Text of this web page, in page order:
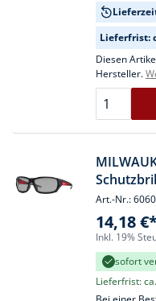
Lieferfrist:
Diesen
Hersteller.
Art.-Nr.:
14,18
Inkl. 19%
sofort
Lieferfrist: